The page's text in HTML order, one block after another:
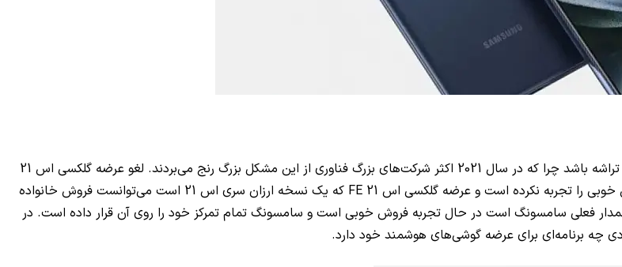
بزرگ رنج می‌بردند. لغو عرضه گلکسی اس 21
FE
که یک نسخه ارزان سری اس 21 است می‌توانست فروش خانواده
ببخشد. اما از آن سو، گلکسی زد فلیپ 3 که به نوعی پرچمدار فعلی سامسونگ است در حال تجربه فروش خوبی است و سامسونگ تمام تمرکز خود را روی آن قرار داده است. در
چه برنامه‌ای برای عرضه گوشی‌های هوشمند خود دارد.